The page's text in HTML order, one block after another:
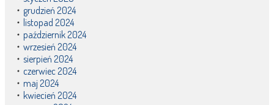
grudzień 2024
listopad 2024
październik 2024
wrzesień 2024
sierpień 2024
czerwiec 2024
maj 2024
kwiecień 2024